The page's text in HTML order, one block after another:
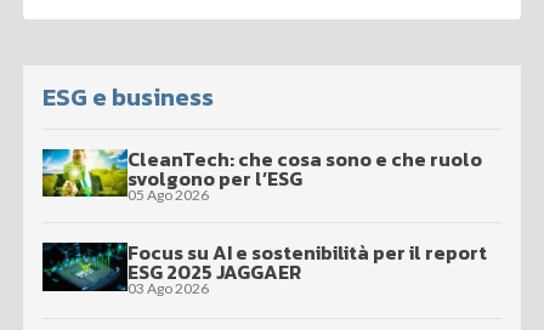
ESG e business
CleanTech: che cosa sono e che ruolo
svolgono per l’ESG
05 Ago 2026
Focus su AI e sostenibilità per il report
ESG 2025 JAGGAER
03 Ago 2026